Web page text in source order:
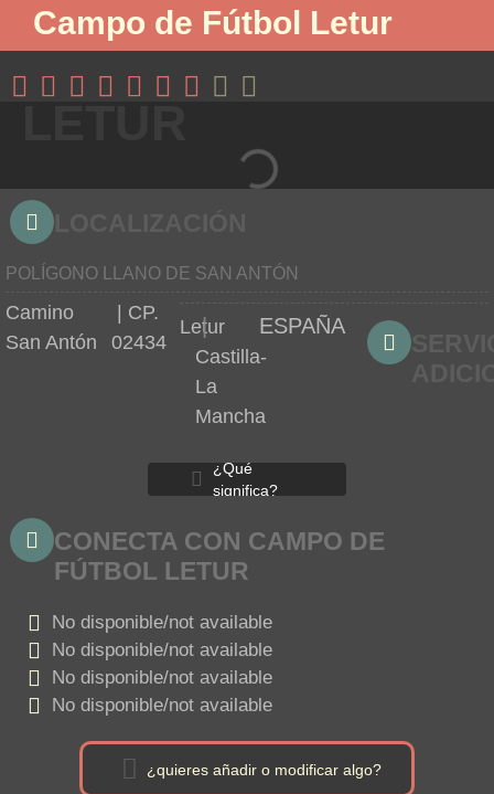
Campo de Fútbol Letur
POLÍGONO LLANO DE SAN ANTÓN
Camino
San Antón
| CP.
02434
Letur
|
Castilla-
La
Mancha
ESPAÑA
¿Qué
significa?
CONECTA CON CAMPO DE
FÚTBOL LETUR
No disponible/not available
No disponible/not available
No disponible/not available
No disponible/not available
¿quieres añadir o modificar algo?